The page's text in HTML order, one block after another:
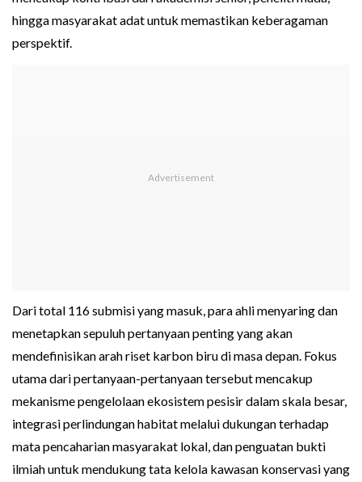
hingga masyarakat adat untuk memastikan keberagaman
perspektif.
Dari total 116 submisi yang masuk, para ahli menyaring dan
menetapkan sepuluh pertanyaan penting yang akan
mendefinisikan arah riset karbon biru di masa depan. Fokus
utama dari pertanyaan-pertanyaan tersebut mencakup
mekanisme pengelolaan ekosistem pesisir dalam skala besar,
integrasi perlindungan habitat melalui dukungan terhadap
mata pencaharian masyarakat lokal, dan penguatan bukti
ilmiah untuk mendukung tata kelola kawasan konservasi yang